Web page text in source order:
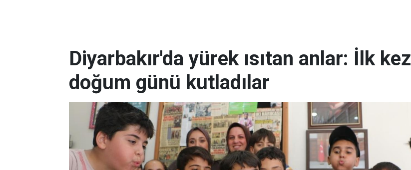
Diyarbakır'da yürek ısıtan anlar: İlk kez
doğum günü kutladılar